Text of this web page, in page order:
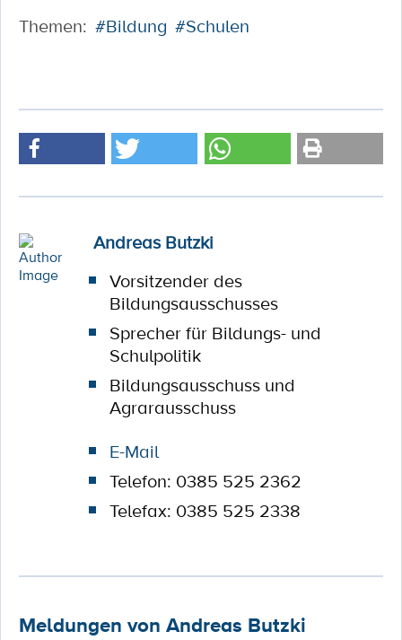
Themen: #Bildung #Schulen
Andreas Butzki
Vorsitzender des
Bildungsausschusses
Sprecher für Bildungs- und
Schulpolitik
Bildungsausschuss und
Agrarausschuss
E-Mail
Telefon: 0385 525 2362
Telefax: 0385 525 2338
Meldungen von Andreas Butzki